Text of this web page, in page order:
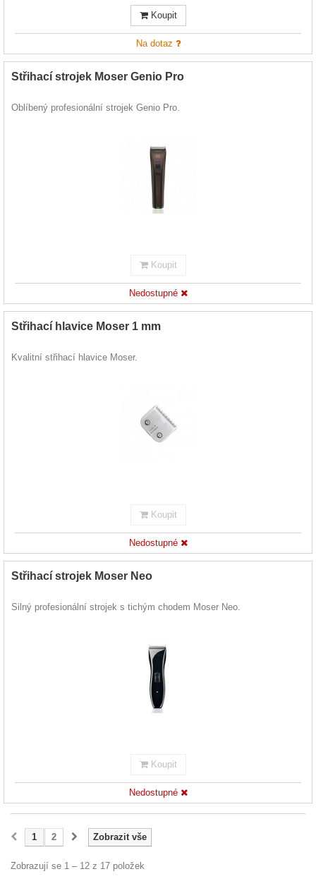
Koupit
Na dotaz
Střihací strojek Moser Genio Pro
Oblíbený profesionální strojek Genio Pro.
Koupit
Nedostupné
Střihací hlavice Moser 1 mm
Kvalitní střihací hlavice Moser.
Koupit
Nedostupné
Střihací strojek Moser Neo
Silný profesionální strojek s tichým chodem Moser Neo.
Koupit
Nedostupné
Zobrazit vše
1 2
Zobrazují se 1 – 12 z 17 položek